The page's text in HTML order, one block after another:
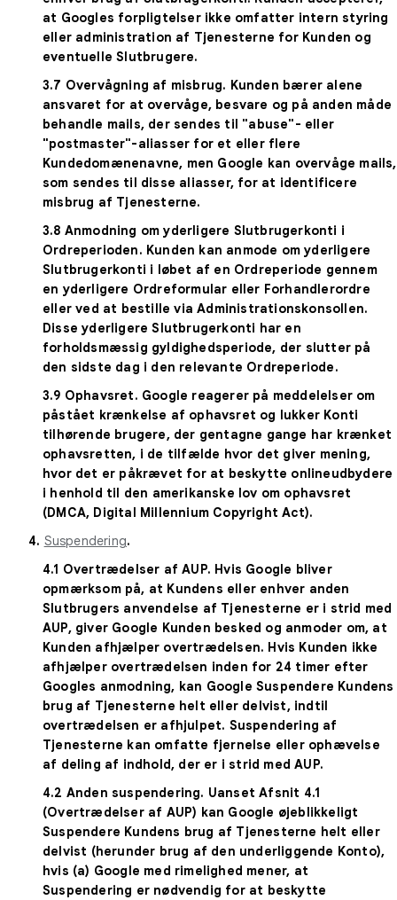
at Googles forpligtelser ikke omfatter intern styring
eller administration af Tjenesterne for Kunden og
eventuelle Slutbrugere.
3.7 Overvågning af misbrug. Kunden bærer alene
ansvaret for at overvåge, besvare og på anden måde
behandle mails, der sendes til "abuse"- eller
"postmaster"-aliasser for et eller flere
Kundedomænenavne, men Google kan overvåge mails,
som sendes til disse aliasser, for at identificere
misbrug af Tjenesterne.
3.8 Anmodning om yderligere Slutbrugerkonti i
Ordreperioden. Kunden kan anmode om yderligere
Slutbrugerkonti i løbet af en Ordreperiode gennem
en yderligere Ordreformular eller Forhandlerordre
eller ved at bestille via Administrationskonsollen.
Disse yderligere Slutbrugerkonti har en
forholdsmæssig gyldighedsperiode, der slutter på
den sidste dag i den relevante Ordreperiode.
3.9 Ophavsret. Google reagerer på meddelelser om
påstået krænkelse af ophavsret og lukker Konti
tilhørende brugere, der gentagne gange har krænket
ophavsretten, i de tilfælde hvor det giver mening,
hvor det er påkrævet for at beskytte onlineudbydere
i henhold til den amerikanske lov om ophavsret
(DMCA, Digital Millennium Copyright Act).
4. Suspendering.
4.1 Overtrædelser af AUP. Hvis Google bliver
opmærksom på, at Kundens eller enhver anden
Slutbrugers anvendelse af Tjenesterne er i strid med
AUP, giver Google Kunden besked og anmoder om, at
Kunden afhjælper overtrædelsen. Hvis Kunden ikke
afhjælper overtrædelsen inden for 24 timer efter
Googles anmodning, kan Google Suspendere Kundens
brug af Tjenesterne helt eller delvist, indtil
overtrædelsen er afhjulpet. Suspendering af
Tjenesterne kan omfatte fjernelse eller ophævelse
af deling af indhold, der er i strid med AUP.
4.2 Anden suspendering. Uanset Afsnit 4.1
(Overtrædelser af AUP) kan Google øjeblikkeligt
Suspendere Kundens brug af Tjenesterne helt eller
delvist (herunder brug af den underliggende Konto),
hvis (a) Google med rimelighed mener, at
Suspendering er nødvendig for at beskytte